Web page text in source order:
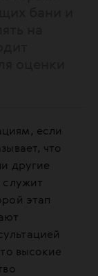
если
что
другие
служит
этап
высокие